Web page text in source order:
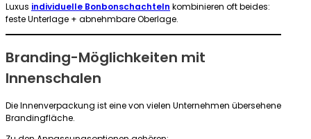
Luxus individuelle Bonbonschachteln kombinieren oft beides:
feste Unterlage + abnehmbare Oberlage.
Branding-Möglichkeiten mit
Innenschalen
Die Innenverpackung ist eine von vielen Unternehmen übersehene
Brandingfläche.